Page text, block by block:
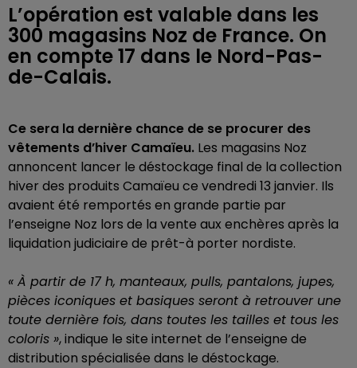
L’opération est valable dans les
300 magasins Noz de France. On
en compte 17 dans le Nord-Pas-
de-Calais.
Ce sera la dernière chance de se procurer des
vêtements d’hiver Camaïeu. Les magasins Noz
annoncent lancer le déstockage final de la collection
hiver des produits Camaïeu ce vendredi 13 janvier. Ils
avaient été remportés en grande partie par
l’enseigne Noz lors de la vente aux enchères après la
liquidation judiciaire de prêt-à porter nordiste.
« À partir de 17 h, manteaux, pulls, pantalons, jupes,
pièces iconiques et basiques seront à retrouver une
toute dernière fois, dans toutes les tailles et tous les
coloris », indique le site internet de l’enseigne de
distribution spécialisée dans le déstockage.